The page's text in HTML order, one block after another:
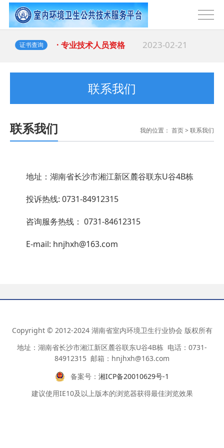
证书查询 · 专业技术人员资格 2023-02-21
联系我们
联系我们 我的位置： 首页> 联系我们
地址：湖南省长沙市湘江新区麓谷联东U谷4B栋
投诉热线: 0731-84912315
咨询服务热线： 0731-84612315
E-mail: hnjhxh@163.com
Copyright © 2012-2024 湖南省室内环境卫生行业协会 版权所有
地址：湖南省长沙市湘江新区麓谷联东U谷4B栋 电话：0731-
84912315 邮箱：hnjhxh@163.com
备案号： 湘ICP备20010629号-1
建议使用IE10及以上版本的浏览器获得最佳浏览效果